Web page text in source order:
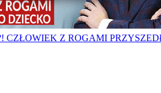
CZŁOWIEK Z ROGAMI